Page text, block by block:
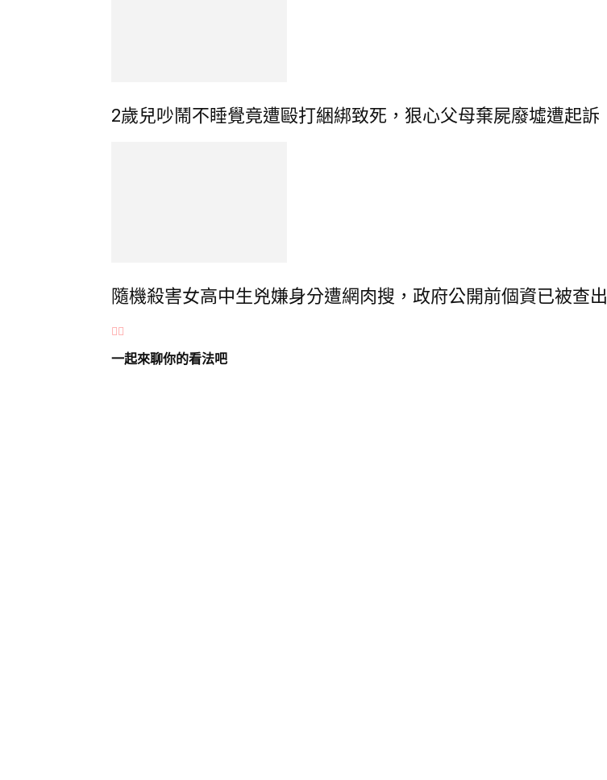
2歲兒吵鬧不睡覺竟遭毆打綑綁致死，狠心父母棄屍廢墟遭起訴
隨機殺害女高中生兇嫌身分遭網肉搜，政府公開前個資已被查出
一起來聊你的看法吧